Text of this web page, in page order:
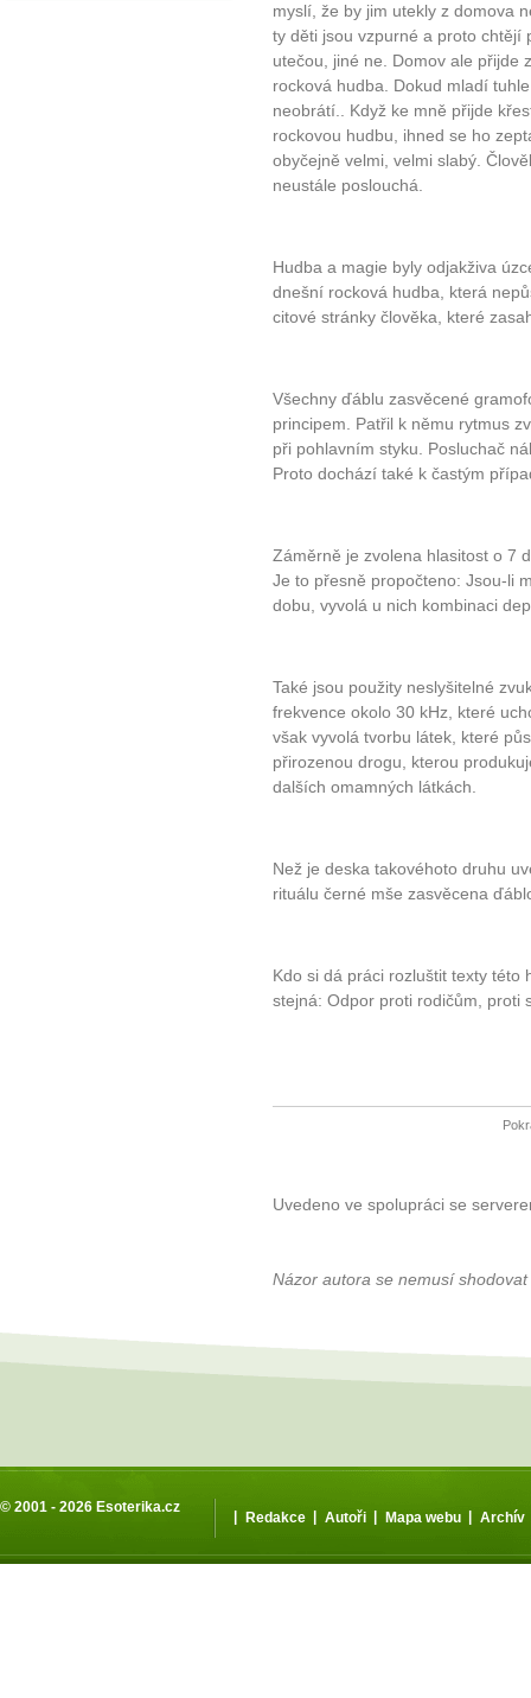
myslí, že by jim utekly z domova
ty děti jsou vzpurné a proto chtějí
utečou, jiné ne. Domov ale přijde
rocková hudba. Dokud mladí
neobrátí.. Když ke mně přijde
rockovou hudbu, ihned se ho
obyčejně velmi, velmi slabý.
neustále poslouchá.
Hudba a magie byly odjakživa
dnešní rocková hudba, která
citové stránky člověka, které
Všechny ďáblu zasvěcené
principem. Patřil k němu rytmus
při pohlavním styku. Posluchač
Proto dochází také k častým
Záměrně je zvolena hlasitost o 7
Je to přesně propočteno: Jsou-li
dobu, vyvolá u nich kombinaci
Také jsou použity neslyšitelné
frekvence okolo 30 kHz, které
však vyvolá tvorbu látek, které
přirozenou drogu, kterou
dalších omamných látkách.
Než je deska takovéhoto druhu
rituálu černé mše zasvěcena
Kdo si dá práci rozluštit texty této
stejná: Odpor proti rodičům, proti
Uvedeno ve spolupráci se
Názor autora se nemusí
© 2001 - 2026 Esoterika.cz
| Redakce | Autoři | Mapa webu | Archív